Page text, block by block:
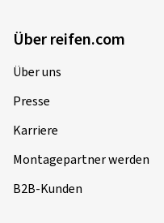
Über reifen.com
Über uns
Presse
Karriere
Montagepartner werden
B2B-Kunden